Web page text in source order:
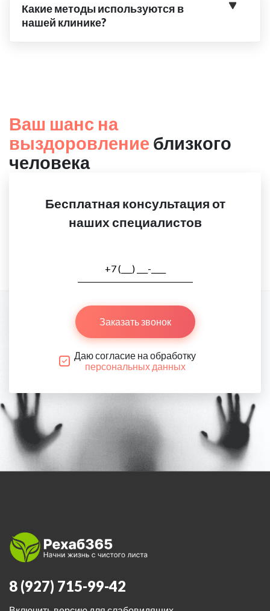
Какие методы используются в
нашей клинике?
Ваш шанс на
выздоровление близкого
человека
Бесплатная консультация от
наших специалистов
Заказать звонок
Даю согласие на обработку
персональных данных
8 (927) 715-99-42